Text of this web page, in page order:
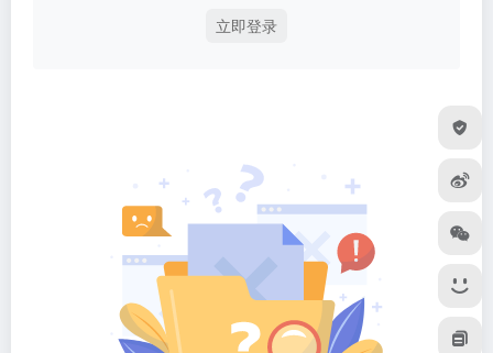
立即登录